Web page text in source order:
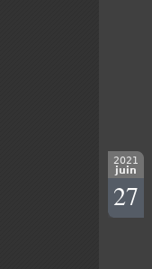
2021
juin
27